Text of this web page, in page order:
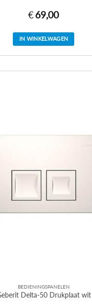
€69,00
IN WINKELWAGEN
BEDIENINGSPANELEN
Delta-50 Drukplaat wit